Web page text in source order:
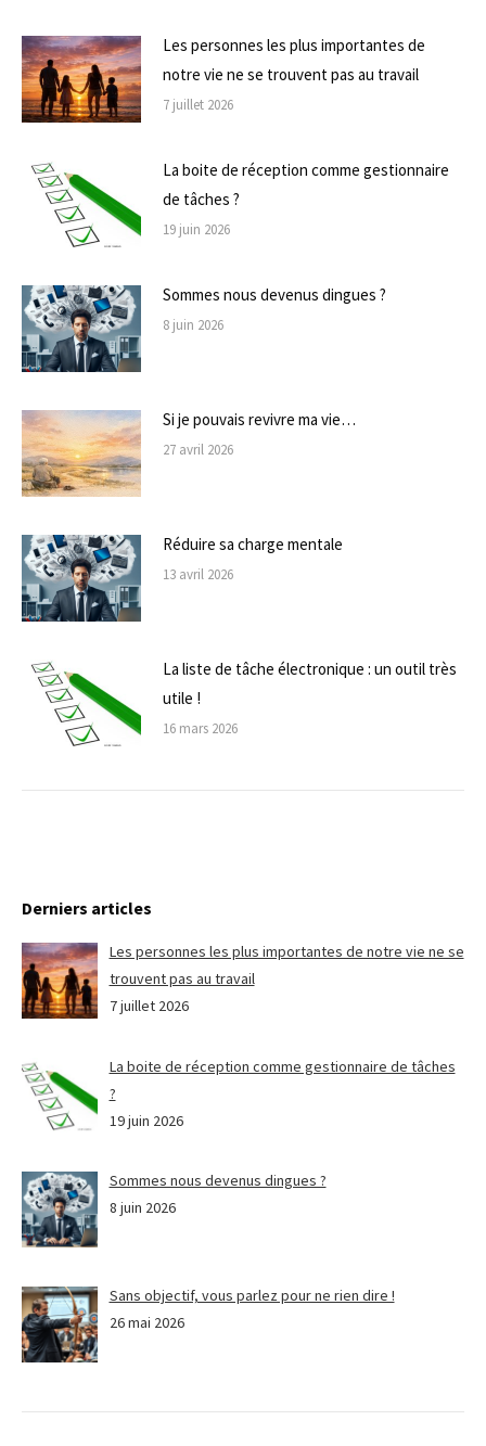
Les personnes les plus importantes de
notre vie ne se trouvent pas au travail
7 juillet 2026
La boite de réception comme gestionnaire
de tâches ?
19 juin 2026
Sommes nous devenus dingues ?
8 juin 2026
Si je pouvais revivre ma vie…
27 avril 2026
Réduire sa charge mentale
13 avril 2026
La liste de tâche électronique : un outil très
utile !
16 mars 2026
Derniers articles
Les personnes les plus importantes de notre vie ne se
trouvent pas au travail
7 juillet 2026
La boite de réception comme gestionnaire de tâches
?
19 juin 2026
Sommes nous devenus dingues ?
8 juin 2026
Sans objectif, vous parlez pour ne rien dire !
26 mai 2026